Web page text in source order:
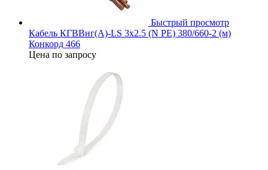
Быстрый просмотр
Кабель КГВВнг(А)-LS 3х2.5 (N PE) 380/660-2 (м)
Конкорд 466
Цена по запросу